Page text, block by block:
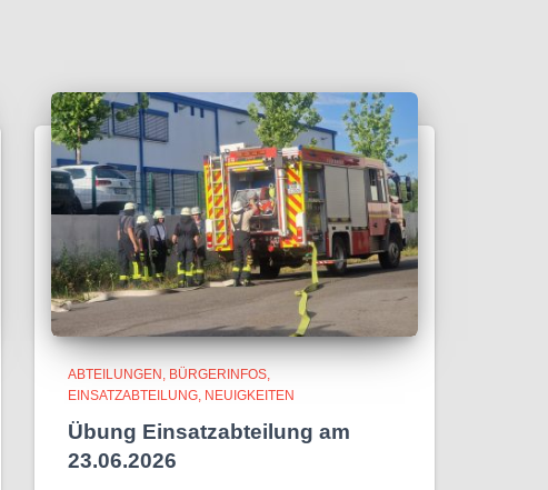
ABTEILUNGEN
BÜRGERINFOS
EINSATZABTEILUNG NEUIGKEITEN
Übung Einsatzabteilung am
23.06.2026